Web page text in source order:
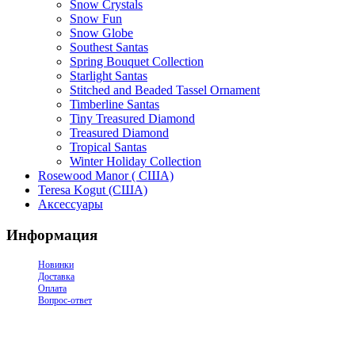
Snow Crystals
Snow Fun
Snow Globe
Southest Santas
Spring Bouquet Collection
Starlight Santas
Stitched and Beaded Tassel Ornament
Timberline Santas
Tiny Treasured Diamond
Treasured Diamond
Tropical Santas
Winter Holiday Collection
Rosewood Manor ( США)
Teresa Kogut (США)
Аксессуары
Информация
Новинки
Доставка
Оплата
Вопрос-ответ